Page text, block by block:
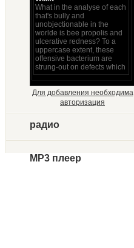
Для добавления необходима
авторизация
радио
MP3 плеер